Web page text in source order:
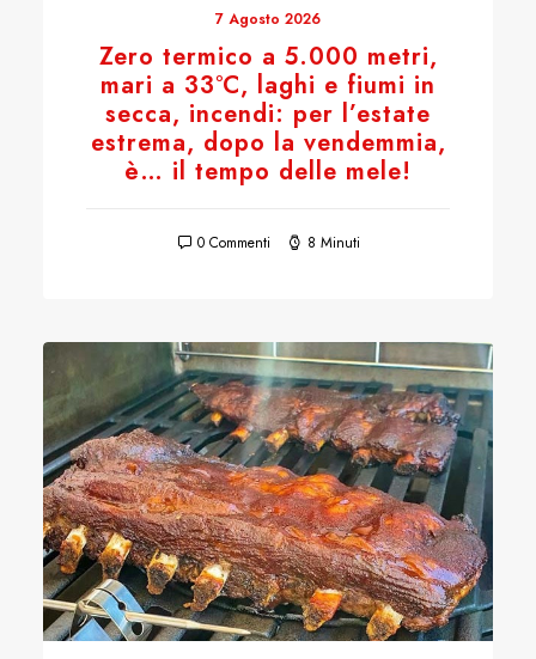
7 Agosto 2026
Zero termico a 5.000 metri,
mari a 33°C, laghi e fiumi in
secca, incendi: per l’estate
estrema, dopo la vendemmia,
è… il tempo delle mele!
0 Commenti 8 Minuti